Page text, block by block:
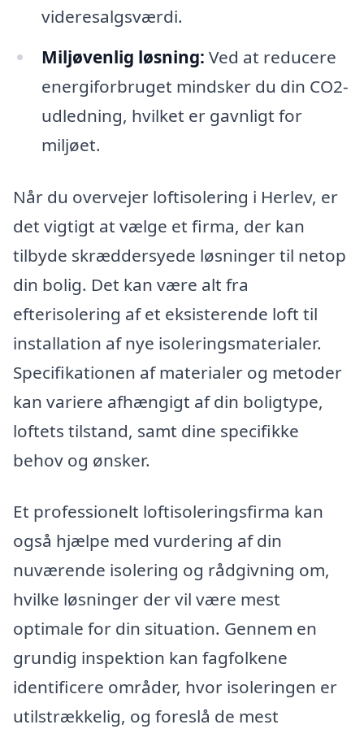
videresalgsværdi.
Miljøvenlig løsning: Ved at reducere
energiforbruget mindsker du din CO2-
udledning, hvilket er gavnligt for
miljøet.
Når du overvejer loftisolering i Herlev, er
det vigtigt at vælge et firma, der kan
tilbyde skræddersyede løsninger til netop
din bolig. Det kan være alt fra
efterisolering af et eksisterende loft til
installation af nye isoleringsmaterialer.
Specifikationen af materialer og metoder
kan variere afhængigt af din boligtype,
loftets tilstand, samt dine specifikke
behov og ønsker.
Et professionelt loftisoleringsfirma kan
også hjælpe med vurdering af din
nuværende isolering og rådgivning om,
hvilke løsninger der vil være mest
optimale for din situation. Gennem en
grundig inspektion kan fagfolkene
identificere områder, hvor isoleringen er
utilstrækkelig, og foreslå de mest